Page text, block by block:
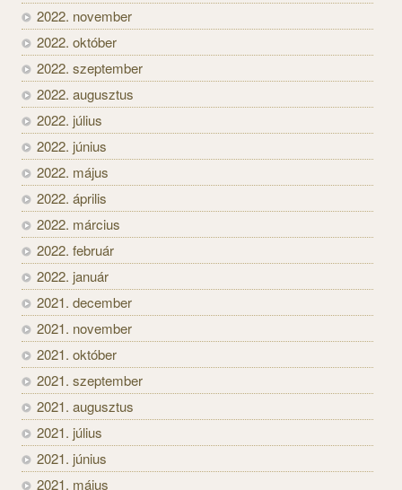
2022. november
2022. október
2022. szeptember
2022. augusztus
2022. július
2022. június
2022. május
2022. április
2022. március
2022. február
2022. január
2021. december
2021. november
2021. október
2021. szeptember
2021. augusztus
2021. július
2021. június
2021. május